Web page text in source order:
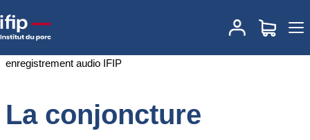
Accueil
La conjoncture porcine du mois de
novembre 2025 - enregistrement audio IFIP
La conjoncture